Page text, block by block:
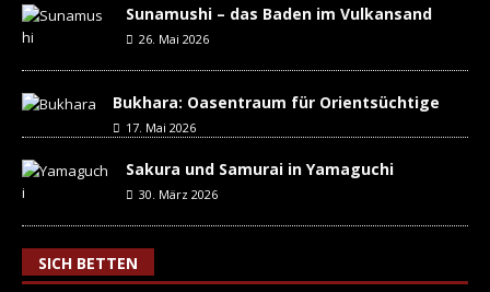
Sunamushi – das Baden im Vulkansand
26. Mai 2026
Bukhara: Oasentraum für Orientsüchtige
17. Mai 2026
Sakura und Samurai in Yamaguchi
30. März 2026
SICH BETTEN